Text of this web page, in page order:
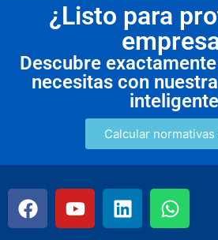
¿Listo para
Descubre
necesitas con
Calcular normativas